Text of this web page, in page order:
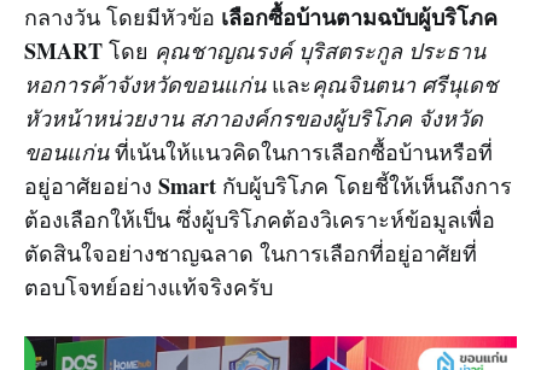
กลางวัน โดยมีหัวข้อ เลือกซื้อบ้านตามฉบับผู้บริโภค
SMART โดย คุณชาญณรงค์ บุริสตระกูล ประธาน
หอการค้าจังหวัดขอนแก่นและคุณจินตนา ศรีนุเดช
หัวหน้าหน่วยงาน สภาองค์กรของผู้บริโภค จังหวัด
ขอนแก่นที่เน้นให้แนวคิดในการเลือกซื้อบ้านหรือที่
อยู่อาศัยอย่าง Smart กับผู้บริโภค โดยชี้ให้เห็นถึงการ
ต้องเลือกให้เป็น ซึ่งผู้บริโภคต้องวิเคราะห์ข้อมูลเพื่อ
ตัดสินใจอย่างชาญฉลาด ในการเลือกที่อยู่อาศัยที่
ตอบโจทย์อย่างแท้จริงครับ